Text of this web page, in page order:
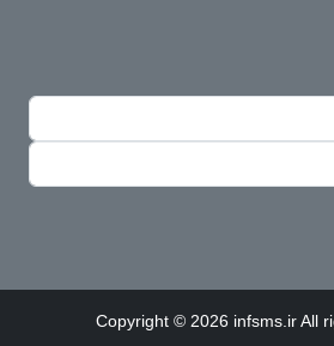
Copyright © 2026 infsms.ir All